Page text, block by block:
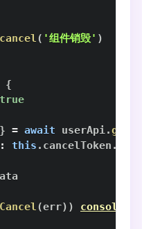
cancel( '组件销毁' )
{
true
} = await userApi.
: this . cancelToken .
(err) ) console